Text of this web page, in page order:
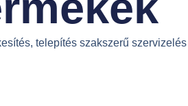
telepítés szakszerű